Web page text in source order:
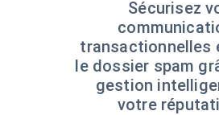
Sécurisez
transactionnelles
le dossier spam
gestion
votre